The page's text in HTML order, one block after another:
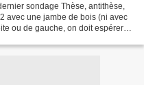
sondage Thèse, antithèse,
avec une jambe de bois (ni avec
ou de gauche, on doit espérer